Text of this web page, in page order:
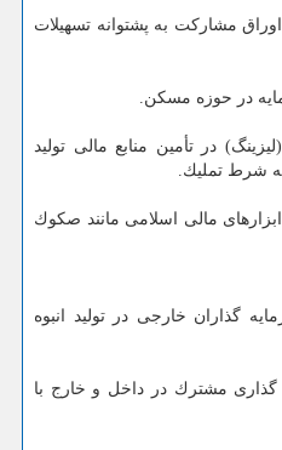
اوراق مشاركت به پشتوانه تسهیلات
در حوزه مسكن.
در تأمین منابع مالی تولید
شرط تملیك.
مالی اسلامی مانند صكوك
گذاران خارجی در تولید انبوه
گذاری مشترك در داخل و خارج با